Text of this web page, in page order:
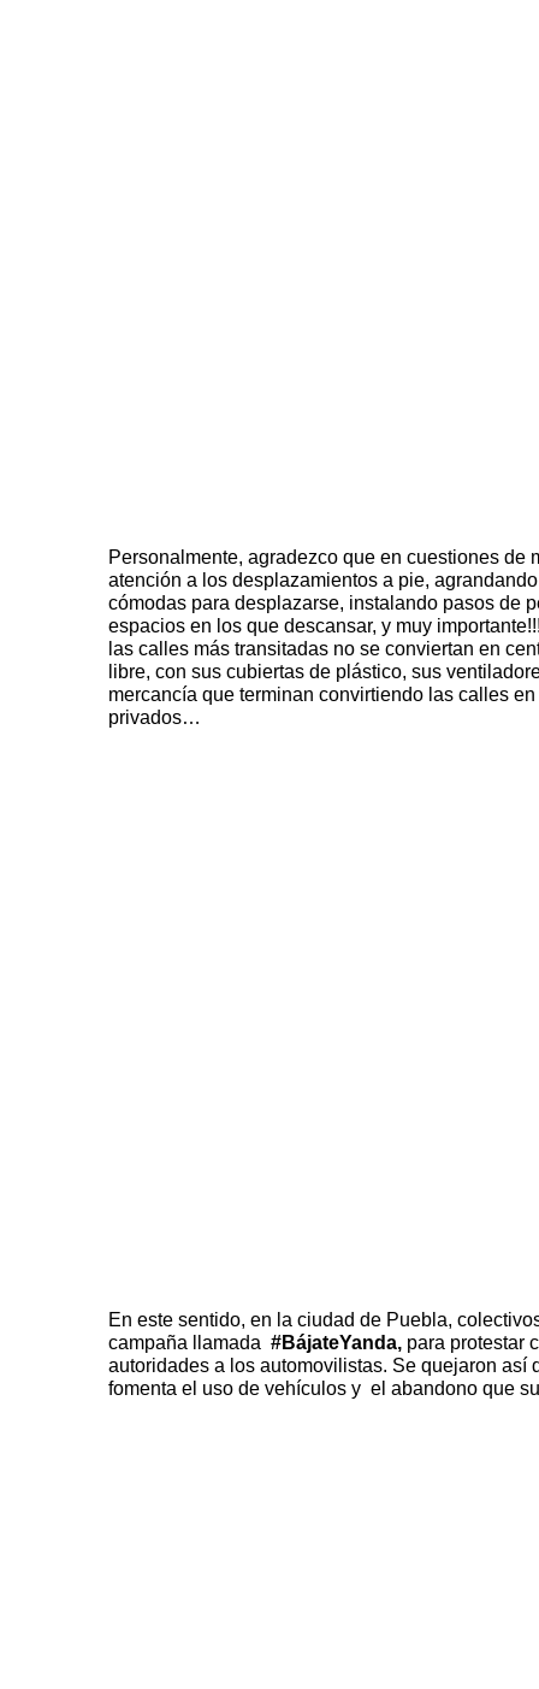
Personalmente, agradezco que en cuestiones de
atención a los desplazamientos a pie,
cómodas para desplazarse, instalando pasos de
espacios en los que descansar, y muy
las calles más transitadas no se conviertan en
libre, con sus cubiertas de plástico, sus
mercancía que terminan convirtiendo las calles
privados…
En este sentido, en la ciudad de Puebla,
campaña llamada #BájateYanda, para protestar
autoridades a los automovilistas. Se quejaron así
fomenta el uso de vehículos y el abandono que